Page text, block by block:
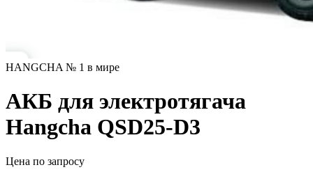
HANGCHA № 1 в мире
АКБ для электротягача
Hangcha QSD25-D3
Цена по запросу